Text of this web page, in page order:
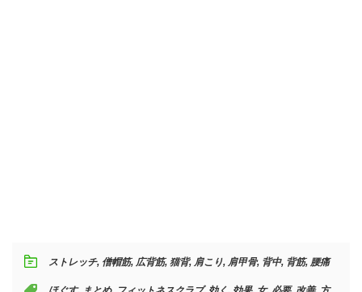
ストレッチ, 僧帽筋, 広背筋, 猫背, 肩こり, 肩甲骨, 背中, 背筋, 腰痛